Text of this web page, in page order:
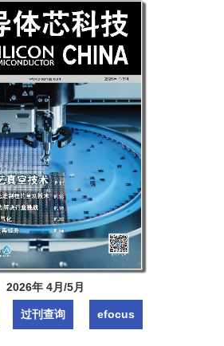
2026年 4月/5月
过刊查询 efocus